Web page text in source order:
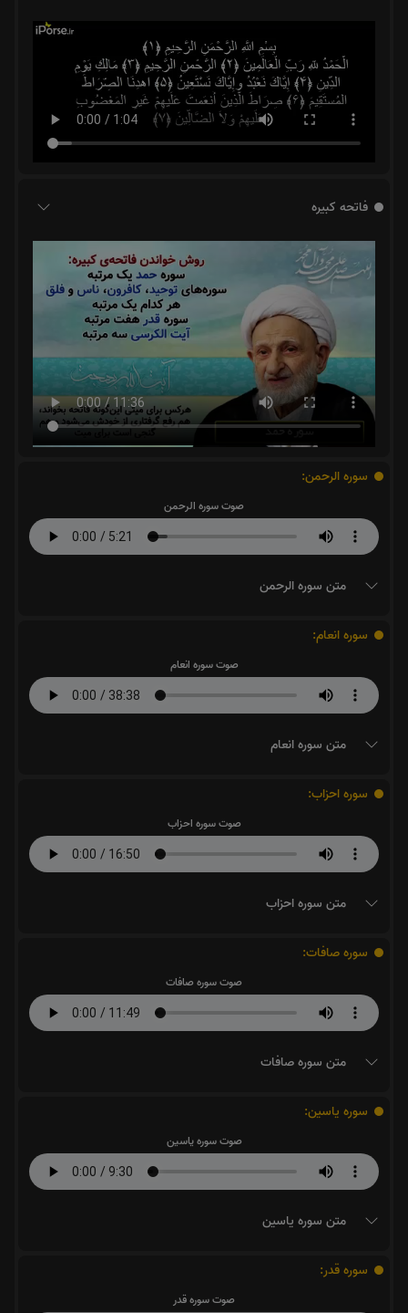
فاتحه کبیره
سوره الرحمن:
صوت سوره الرحمن
متن سوره الرحمن
سوره انعام:
صوت سوره انعام
متن سوره انعام
سوره احزاب:
صوت سوره احزاب
متن سوره احزاب
سوره صافات:
صوت سوره صافات
متن سوره صافات
سوره یاسین:
صوت سوره یاسین
متن سوره یاسین
سوره قدر:
صوت سوره قدر